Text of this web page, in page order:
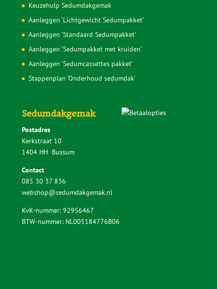
Keuzehulp Sedumdakgemak
Aanleggen ‘Lichtgewicht Sedumpakket’
Aanleggen ‘Standaard Sedumpakket’
Aanleggen ‘Sedumpakket met kruiden’
Aanleggen ‘Sedumcassettes pakket’
Stappenplan ‘Onderhoud sedumdak’
Sedumdakgemak
Postadres
Kerkstraat 10
1404 HH Bussum
Contact
085 30 37 836
webshop@sedumdakgemak.nl
KvK-nummer: 92956467
BTW-nummer: NL005184776B06